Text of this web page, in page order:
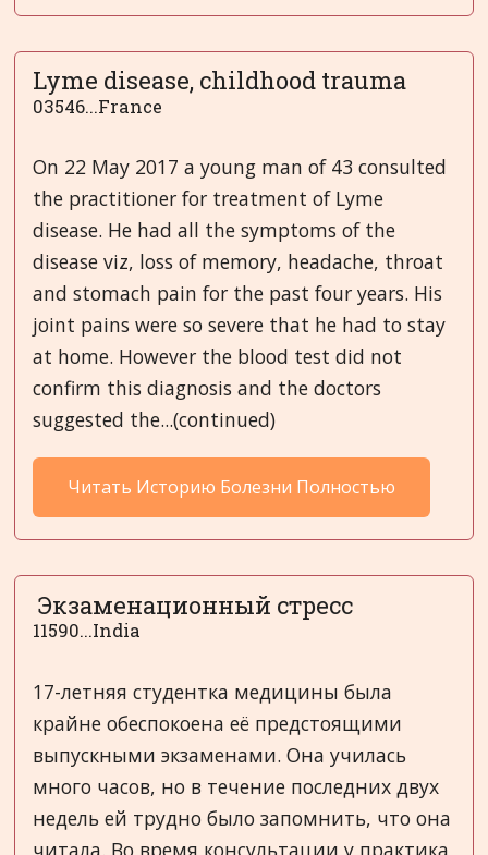
Lyme disease, childhood trauma
03546...France
On 22 May 2017 a young man of 43 consulted
the practitioner for treatment of Lyme
disease. He had all the symptoms of the
disease viz, loss of memory, headache, throat
and stomach pain for the past four years. His
joint pains were so severe that he had to stay
at home. However the blood test did not
confirm this diagnosis and the doctors
suggested the...(continued)
Читать Историю Болезни Полностью
Экзаменационный стресс
11590...India
17-летняя студентка медицины была
крайне обеспокоена её предстоящими
выпускными экзаменами. Она училась
много часов, но в течение последних двух
недель ей трудно было запомнить, что она
читала. Во время консультации у практика